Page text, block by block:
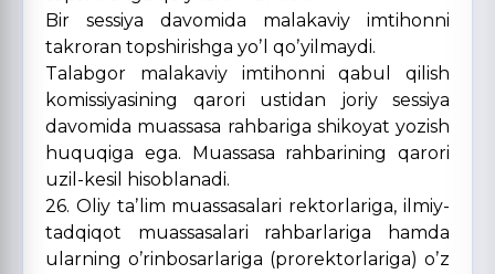
Bir sessiya davomida malakaviy imtihonni
takroran topshirishga yoʼl qoʼyilmaydi.
Talabgor malakaviy imtihonni qabul qilish
komissiyasining qarori ustidan joriy sessiya
davomida muassasa rahbariga shikoyat yozish
huquqiga ega. Muassasa rahbarining qarori
uzil-kesil hisoblanadi.
26. Oliy taʼlim muassasalari rektorlariga, ilmiy-
tadqiqot muassasalari rahbarlariga hamda
ularning oʼrinbosarlariga (prorektorlariga) oʼz